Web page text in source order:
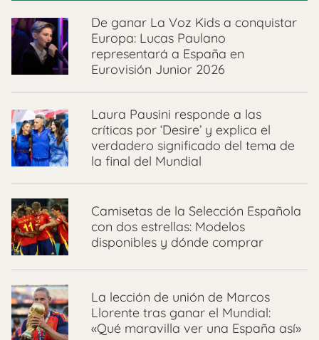
De ganar La Voz Kids a conquistar
Europa: Lucas Paulano
representará a España en
Eurovisión Junior 2026
Laura Pausini responde a las
críticas por ‘Desire’ y explica el
verdadero significado del tema de
la final del Mundial
Camisetas de la Selección Española
con dos estrellas: Modelos
disponibles y dónde comprar
La lección de unión de Marcos
Llorente tras ganar el Mundial:
«Qué maravilla ver una España así»